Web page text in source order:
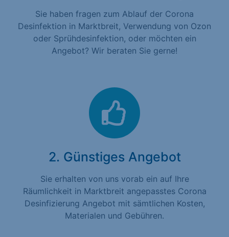
Sie haben fragen zum Ablauf der Corona
Desinfektion in Marktbreit, Verwendung von Ozon
oder Sprühdesinfektion, oder möchten ein
Angebot? Wir beraten Sie gerne!
2. Günstiges Angebot
Sie erhalten von uns vorab ein auf Ihre
Räumlichkeit in Marktbreit angepasstes Corona
Desinfizierung Angebot mit sämtlichen Kosten,
Materialen und Gebühren.